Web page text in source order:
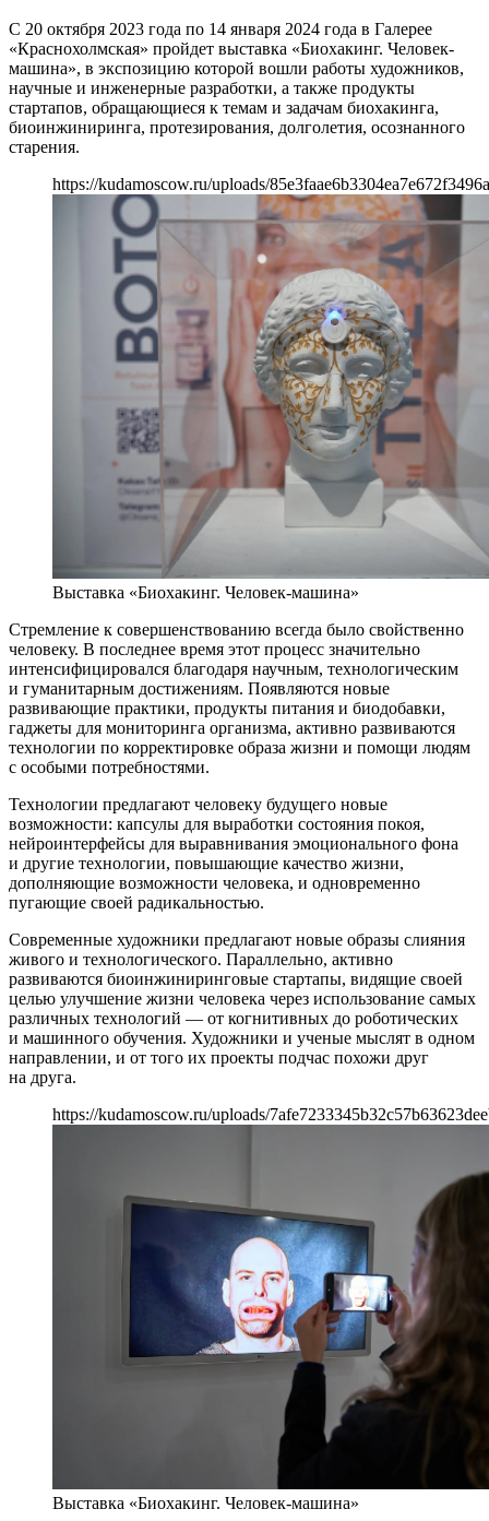
С 20 октября 2023 года по 14 января 2024 года в Галерее
«Краснохолмская» пройдет выставка «Биохакинг. Человек-
машина», в экспозицию которой вошли работы художников,
научные и инженерные разработки, а также продукты
стартапов, обращающиеся к темам и задачам биохакинга,
биоинжиниринга, протезирования, долголетия, осознанного
старения.
https://kudamoscow.ru/uploads/
Выставка «Биохакинг. Человек-машина»
Стремление к совершенствованию всегда было свойственно
человеку. В последнее время этот процесс значительно
интенсифицировался благодаря научным, технологическим
и гуманитарным достижениям. Появляются новые
развивающие практики, продукты питания и биодобавки,
гаджеты для мониторинга организма, активно развиваются
технологии по корректировке образа жизни и помощи людям
с особыми потребностями.
Технологии предлагают человеку будущего новые
возможности: капсулы для выработки состояния покоя,
нейроинтерфейсы для выравнивания эмоционального фона
и другие технологии, повышающие качество жизни,
дополняющие возможности человека, и одновременно
пугающие своей радикальностью.
Современные художники предлагают новые образы слияния
живого и технологического. Параллельно, активно
развиваются биоинжиниринговые стартапы, видящие своей
целью улучшение жизни человека через использование самых
различных технологий — от когнитивных до роботических
и машинного обучения. Художники и ученые мыслят в одном
направлении, и от того их проекты подчас похожи друг
на друга.
https://kudamoscow.ru/uploads/
Выставка «Биохакинг. Человек-машина»